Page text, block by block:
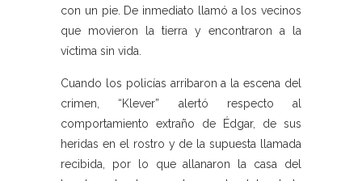
con un pie. De inmediato llamó a los vecinos
que movieron la tierra y encontraron a la
víctima sin vida.
Cuando los policías arribaron a la escena del
crimen, “Klever” alertó respecto al
comportamiento extraño de Édgar, de sus
heridas en el rostro y de la supuesta llamada
recibida, por lo que allanaron la casa del